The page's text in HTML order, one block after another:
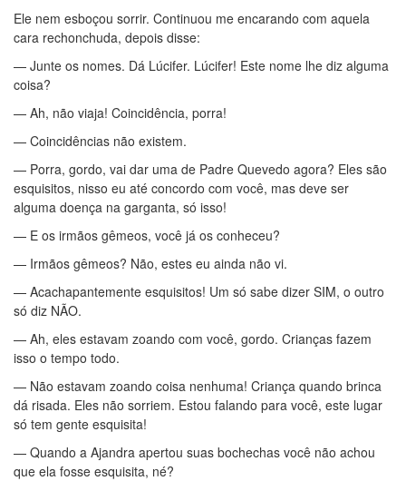
Ele nem esboçou sorrir. Continuou me encarando com aquela
cara rechonchuda, depois disse:
— Junte os nomes. Dá Lúcifer. Lúcifer! Este nome lhe diz alguma
coisa?
— Ah, não viaja! Coincidência, porra!
— Coincidências não existem.
— Porra, gordo, vai dar uma de Padre Quevedo agora? Eles são
esquisitos, nisso eu até concordo com você, mas deve ser
alguma doença na garganta, só isso!
— E os irmãos gêmeos, você já os conheceu?
— Irmãos gêmeos? Não, estes eu ainda não vi.
— Acachapantemente esquisitos! Um só sabe dizer SIM, o outro
só diz NÃO.
— Ah, eles estavam zoando com você, gordo. Crianças fazem
isso o tempo todo.
— Não estavam zoando coisa nenhuma! Criança quando brinca
dá risada. Eles não sorriem. Estou falando para você, este lugar
só tem gente esquisita!
— Quando a Ajandra apertou suas bochechas você não achou
que ela fosse esquisita, né?